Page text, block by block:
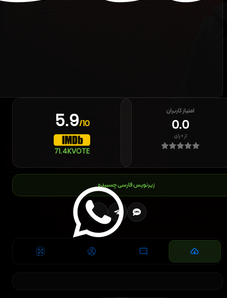
5.9/10
71.4KVOTE
امتیاز کاربران
0.0
از۰رای
زیرنویس فارسی چسبیده